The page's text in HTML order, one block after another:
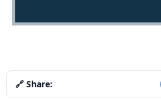
🔗 Share: